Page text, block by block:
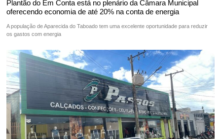
Plantão do Em Conta está no plenário da Câmara Municipal
oferecendo economia de até 20% na conta de energia
A população de Aparecida do Taboado tem uma excelente oportunidade para reduzir
os gastos com energia